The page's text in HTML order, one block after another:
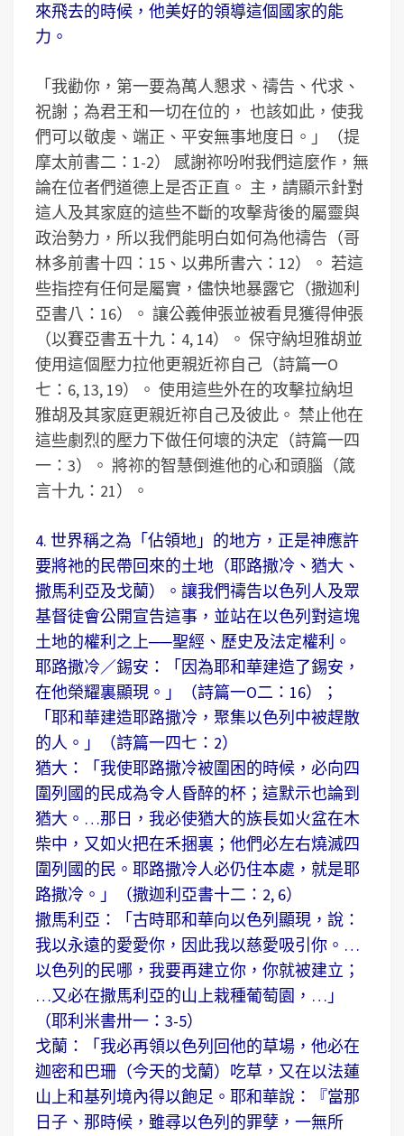
來飛去的時候，他美好的領導這個國家的能
力。
「我勸你，第一要為萬人懇求、禱告、代求、
祝謝；為君王和一切在位的， 也該如此，使我
們可以敬虔、端正、平安無事地度日。」（提
摩太前書二：1-2） 感謝祢吩咐我們這麼作，無
論在位者們道德上是否正直。 主，請顯示針對
這人及其家庭的這些不斷的攻擊背後的屬靈與
政治勢力，所以我們能明白如何為他禱告（哥
林多前書十四：15、以弗所書六：12）。 若這
些指控有任何是屬實，儘快地暴露它（撒迦利
亞書八：16）。 讓公義伸張並被看見獲得伸張
（以賽亞書五十九：4, 14）。 保守納坦雅胡並
使用這個壓力拉他更親近祢自己（詩篇一O
七：6, 13, 19）。 使用這些外在的攻擊拉納坦
雅胡及其家庭更親近祢自己及彼此。 禁止他在
這些劇烈的壓力下做任何壞的決定（詩篇一四
一：3）。 將祢的智慧倒進他的心和頭腦（箴
言十九：21）。
4. 世界稱之為「佔領地」的地方，正是神應許
要將祂的民帶回來的土地（耶路撒冷、猶大、
撒馬利亞及戈蘭）。讓我們禱告以色列人及眾
基督徒會公開宣告這事，並站在以色列對這塊
土地的權利之上──聖經、歷史及法定權利。
耶路撒冷／錫安：「因為耶和華建造了錫安，
在他榮耀裏顯現。」（詩篇一O二：16）；
「耶和華建造耶路撒冷，聚集以色列中被趕散
的人。」（詩篇一四七：2）
猶大：「我使耶路撒冷被圍困的時候，必向四
圍列國的民成為令人昏醉的杯；這默示也論到
猶大。…那日，我必使猶大的族長如火盆在木
柴中，又如火把在禾捆裏；他們必左右燒滅四
圍列國的民。耶路撒冷人必仍住本處，就是耶
路撒冷。」（撒迦利亞書十二：2, 6）
撒馬利亞：「古時耶和華向以色列顯現，說：
我以永遠的愛愛你，因此我以慈愛吸引你。…
以色列的民哪，我要再建立你，你就被建立；
…又必在撒馬利亞的山上栽種葡萄園，…」
（耶利米書卅一：3-5）
戈蘭：「我必再領以色列回他的草場，他必在
迦密和巴珊（今天的戈蘭）吃草，又在以法蓮
山上和基列境內得以飽足。耶和華說：『當那
日子、那時候，雖尋以色列的罪孽，一無所